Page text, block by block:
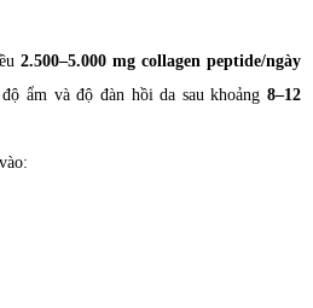
2.500–5.000 mg collagen peptide/ngày
ẩm và độ đàn hồi da sau khoảng 8–12